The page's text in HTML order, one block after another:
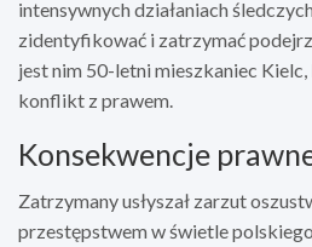
intensywnych działaniach
zidentyfikować i zatrzymać
jest nim 50-letni mieszkaniec
konflikt z prawem.
Konsekwencje
Zatrzymany usłyszał zarzut
przestępstwem w świetle